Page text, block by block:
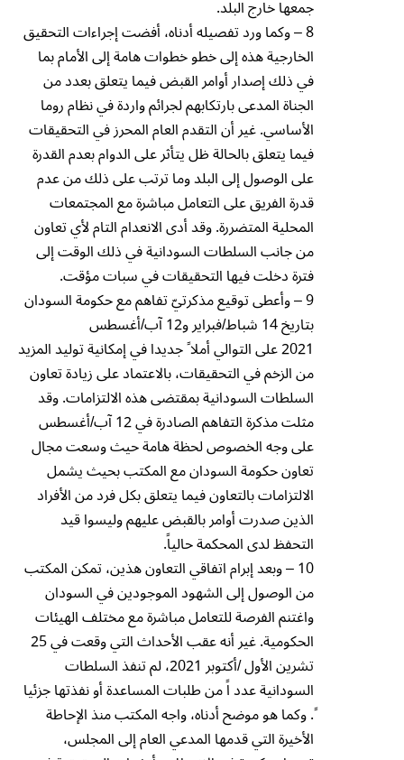
جمعها خارج البلد.
8 – وكما ورد تفصيله أدناه، أفضت إجراءات التحقيق
الخارجية هذه إلى خطو خطوات هامة إلى الأمام بما
في ذلك إصدار أوامر القبض فيما يتعلق بعدد من
الجناة المدعى بارتكابهم لجرائم واردة في نظام روما
الأساسي. غير أن التقدم العام المحرز في التحقيقات
فيما يتعلق بالحالة ظل يتأثر على الدوام بعدم القدرة
على الوصول إلى البلد وما ترتب على ذلك من عدم
قدرة الفريق على التعامل مباشرة مع المجتمعات
المحلية المتضررة. وقد أدى الانعدام التام لأي تعاون
من جانب السلطات السودانية في ذلك الوقت إلى
فترة دخلت فيها التحقيقات في سبات مؤقت.
9 – وأعطى توقيع مذكرتيّ تفاهم مع حكومة السودان
بتاريخ 14 شباط/فبراير و12 آب/أغسطس
2021 على التوالي أملا ً جديدا في إمكانية توليد المزيد
من الزخم في التحقيقات، بالاعتماد على زيادة تعاون
السلطات السودانية بمقتضى هذه الالتزامات. وقد
مثلت مذكرة التفاهم الصادرة في 12 آب/أغسطس
على وجه الخصوص لحظة هامة حيث وسعت مجال
تعاون حكومة السودان مع المكتب بحيث يشمل
الالتزامات بالتعاون فيما يتعلق بكل فرد من الأفراد
الذين صدرت أوامر بالقبض عليهم وليسوا قيد
التحفظ لدى المحكمة حالياً.
10 – وبعد إبرام اتفاقي التعاون هذين، تمكن المكتب
من الوصول إلى الشهود الموجودين في السودان
واغتنم الفرصة للتعامل مباشرة مع مختلف الهيئات
الحكومية. غير أنه عقب الأحداث التي وقعت في 25
تشرين الأول /أكتوبر 2021، لم تنفذ السلطات
السودانية عدد اً من طلبات المساعدة أو نفذتها جزئيا
ً. وكما هو موضح أدناه، واجه المكتب منذ الإحاطة
الأخيرة التي قدمها المدعي العام إلى المجلس،